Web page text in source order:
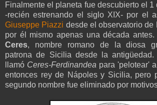
Finalmente el planeta fue descubierto el 1
-recién estrenando el siglo XIX- por el
Giuseppe Piazzi desde el observatorio de
por él mismo apenas una década
Ceres, nombre romano de la diosa
patrona de Sicilia desde la antigüedad.
llamó Ceres-Ferdinandea para 'pelotear'
entonces rey de Nápoles y Sicilia, pero
segundo nombre fue eliminado por